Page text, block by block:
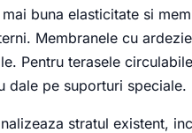
buna elasticitate si
Membranele cu
Pentru terasele
dale pe suporturi speciale.
stratul existent,